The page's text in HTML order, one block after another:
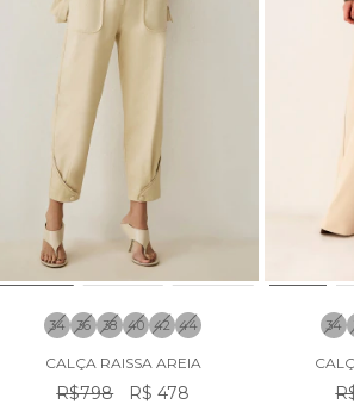
34 36 38 40 42 44
CALÇA RAISSA AREIA
R$798 R$ 478
34